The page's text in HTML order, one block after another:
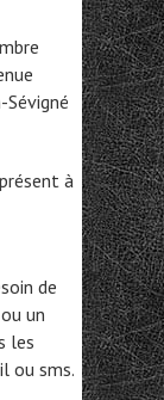
Sévigné
à
de
un
les
ou sms.